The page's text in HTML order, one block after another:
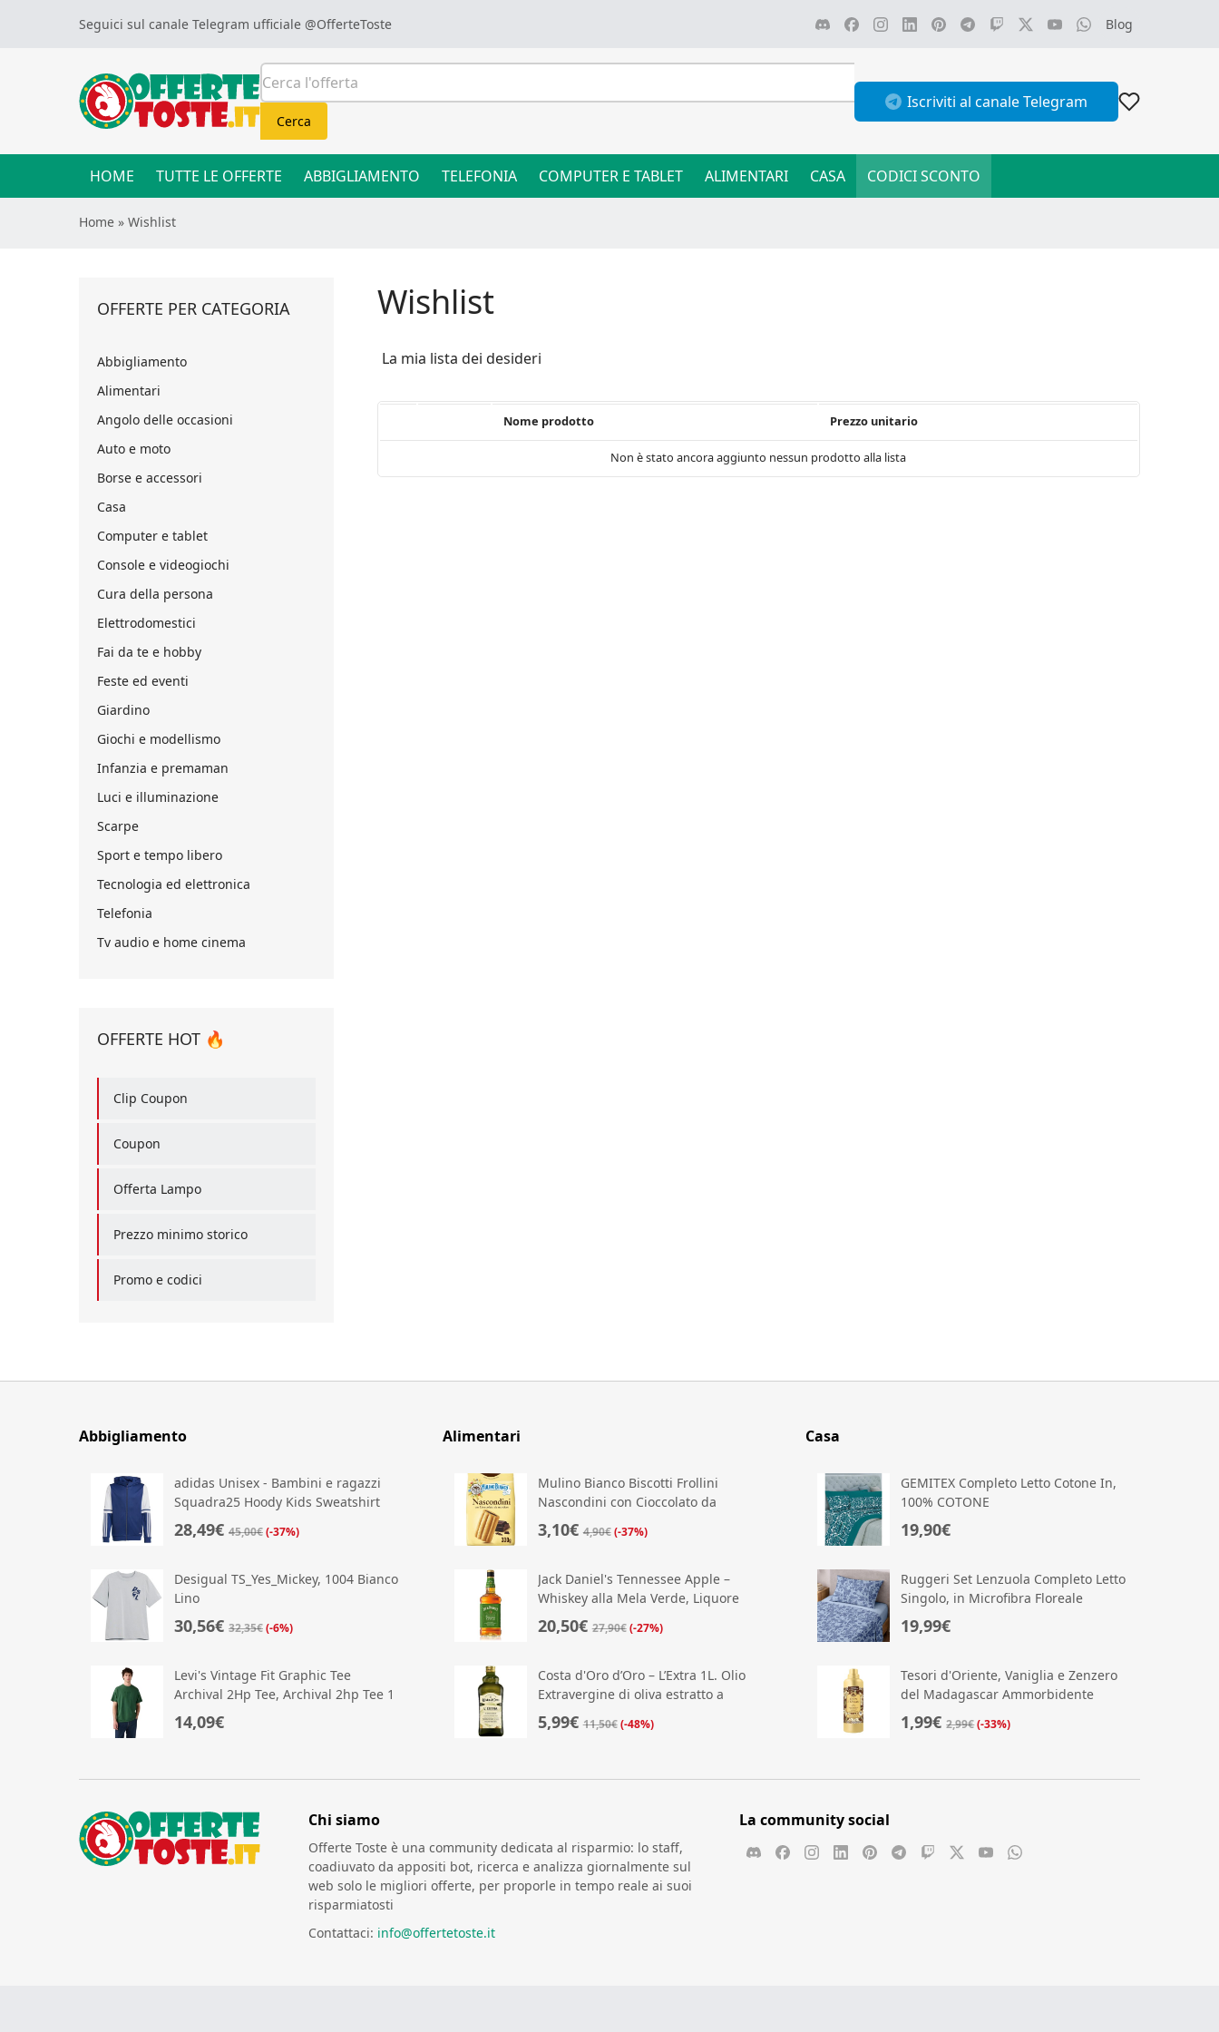
Seguici sul canale Telegram ufficiale @OfferteToste Blog
Cerca:
Cerca
Iscriviti al canale Telegram
HOME TUTTE LE OFFERTE ABBIGLIAMENTO TELEFONIA COMPUTER E TABLET ALIMENTARI CASA CODICI SCONTO
Home » Wishlist
Wishlist
La mia lista dei desideri
Nome prodotto Prezzo unitario
Non è stato ancora aggiunto nessun prodotto alla lista
OFFERTE PER CATEGORIA
Abbigliamento
Alimentari
Angolo delle occasioni
Auto e moto
Borse e accessori
Casa
Computer e tablet
Console e videogiochi
Cura della persona
Elettrodomestici
Fai da te e hobby
Feste ed eventi
Giardino
Giochi e modellismo
Infanzia e premaman
Luci e illuminazione
Scarpe
Sport e tempo libero
Tecnologia ed elettronica
Telefonia
Tv audio e home cinema
OFFERTE HOT 🔥
Clip Coupon
Coupon
Offerta Lampo
Prezzo minimo storico
Promo e codici
Abbigliamento
adidas Unisex - Bambini e ragazzi
Squadra25 Hoody Kids Sweatshirt
28,49€ 45,00€(-37%)
Desigual TS_Yes_Mickey, 1004 Bianco
Lino
30,56€ 32,35€(-6%)
Levi's Vintage Fit Graphic Tee
Archival 2Hp Tee, Archival 2hp Tee 1
D
14,09€
Alimentari
Mulino Bianco Biscotti Frollini
Nascondini con Cioccolato da
Mordere
3,10€4,90€(-37%)
Jack Daniel's Tennessee Apple –
Whiskey alla Mela Verde, Liquore
Americano dal Gusto Fresco e Dolce
20,50€27,90€(-27%)
Costa d'Oro d’Oro – L’Extra 1L. Olio
Extravergine di oliva estratto a
freddo. Sapore equilibrato
5,99€11,50€(-48%)
Casa
GEMITEX Completo Letto Cotone In,
100% COTONE
19,90€
Ruggeri Set Lenzuola Completo Letto
Singolo, in Microfibra Floreale
Azzurro
19,99€
Tesori d'Oriente, Vaniglia e Zenzero
del Madagascar Ammorbidente
Concentrato per Lavatrice
1,99€2,99€(-33%)
Chi siamo
Offerte Toste è una community dedicata al risparmio: lo staff,
coadiuvato da appositi bot, ricerca e analizza giornalmente sul
web solo le migliori offerte, per proporle in tempo reale ai suoi
risparmiatosti
Contattaci: info@offertetoste.it
La community social